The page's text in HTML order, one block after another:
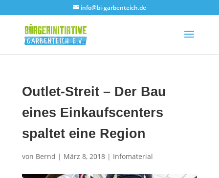
info@bi-garbenteich.de
Outlet-Streit – Der Bau
eines Einkaufscenters
spaltet eine Region
von Bernd | März 8, 2018| Infomaterial